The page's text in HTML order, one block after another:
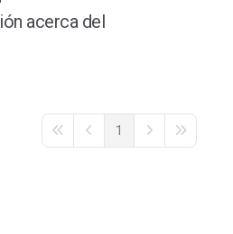
acerca del
First PagePrevious Page
1
Next PageLast Page